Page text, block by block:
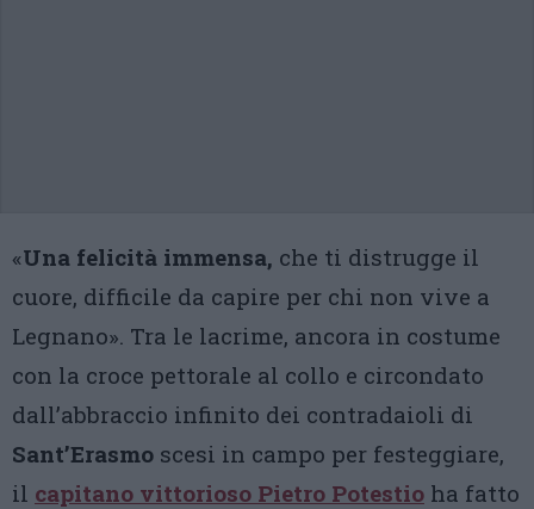
«Una felicità immensa, che ti distrugge il
cuore, difficile da capire per chi non vive a
Legnano». Tra le lacrime, ancora in costume
con la croce pettorale al collo e circondato
dall’abbraccio infinito dei contradaioli di
Sant’Erasmo scesi in campo per festeggiare,
il capitano vittorioso Pietro Potestio ha fatto